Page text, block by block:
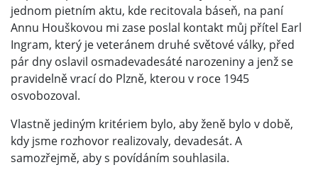
jednom pietním aktu, kde recitovala báseň, na paní
Annu Houškovou mi zase poslal kontakt můj přítel Earl
Ingram, který je veteránem druhé světové války, před
pár dny oslavil osmadevadesáté narozeniny a jenž se
pravidelně vrací do Plzně, kterou v roce 1945
osvobozoval.
Vlastně jediným kritériem bylo, aby ženě bylo v době,
kdy jsme rozhovor realizovaly, devadesát. A
samozřejmě, aby s povídáním souhlasila.